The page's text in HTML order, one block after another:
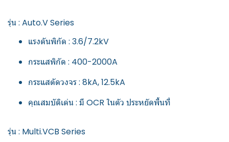
รุ่น : Auto.V Series
แรงดันพิกัด : 3.6/7.2kV
กระแสพิกัด : 400-2000A
กระแสตัดวงจร : 8kA, 12.5kA
คุณสมบัติเด่น : มี OCR ในตัว ประหยัดพื้นที่
รุ่น : Multi.VCB Series